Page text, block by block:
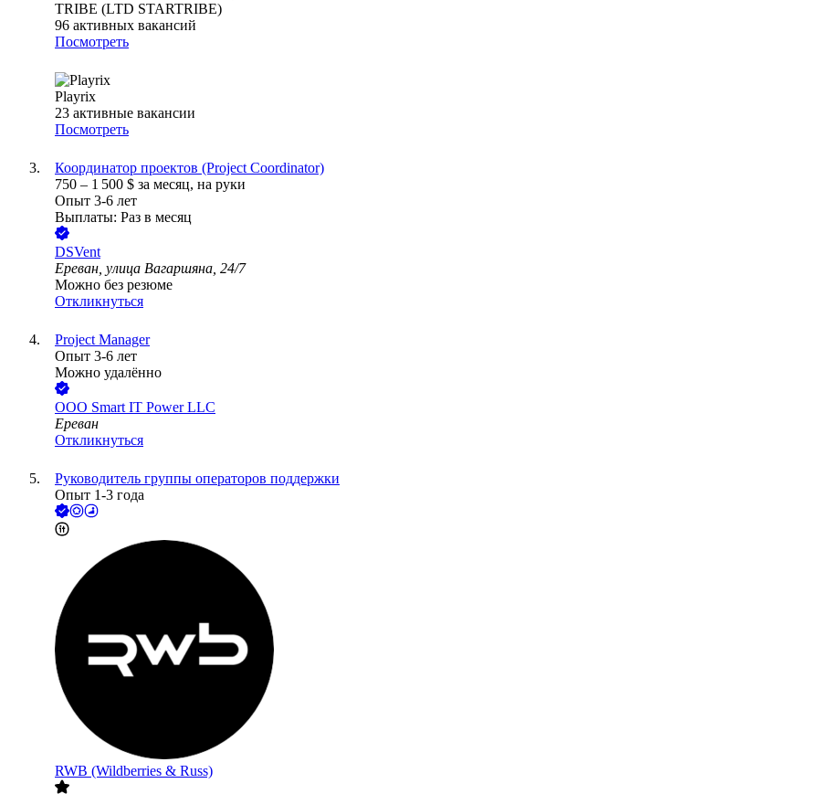
TRIBE (LTD STARTRIBE)
96 активных вакансий
Посмотреть
Playrix
23 активные вакансии
Посмотреть
Координатор проектов (Project Coordinator)
750 – 1 500 $ за месяц, на руки
Опыт 3-6 лет
Выплаты: Раз в месяц
DSVent
Ереван, улица Вагаршяна, 24/7
Можно без резюме
Откликнуться
Project Manager
Опыт 3-6 лет
Можно удалённо
ООО Smart IT Power LLC
Ереван
Откликнуться
Руководитель группы операторов поддержки
Опыт 1-3 года
RWB (Wildberries & Russ)